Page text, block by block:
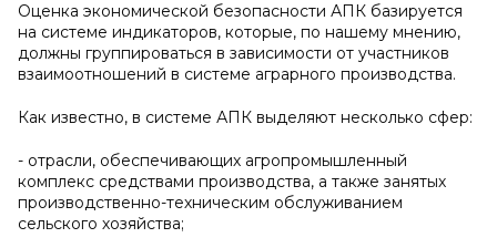
Оценка экономической безопасности АПК базируется
на системе индикаторов, которые, по нашему мнению,
должны группироваться в зависимости от участников
взаимоотношений в системе аграрного производства.
Как известно, в системе АПК выделяют несколько сфер:
- отрасли, обеспечивающих агропромышленный
комплекс средствами производства, а также занятых
производственно-техническим обслуживанием
сельского хозяйства;